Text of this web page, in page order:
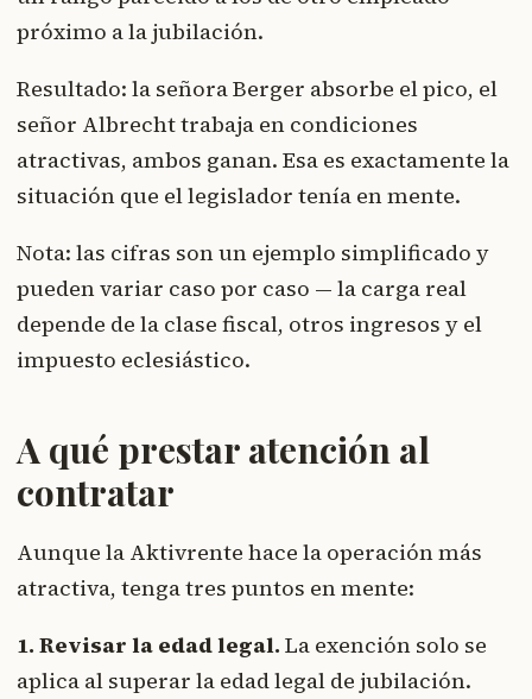
próximo a la jubilación.
Resultado: la señora Berger absorbe el pico, el
señor Albrecht trabaja en condiciones
atractivas, ambos ganan. Esa es exactamente la
situación que el legislador tenía en mente.
Nota: las cifras son un ejemplo simplificado y
pueden variar caso por caso — la carga real
depende de la clase fiscal, otros ingresos y el
impuesto eclesiástico.
A qué prestar atención al
contratar
Aunque la Aktivrente hace la operación más
atractiva, tenga tres puntos en mente:
1. Revisar la edad legal. La exención solo se
aplica al superar la edad legal de jubilación.